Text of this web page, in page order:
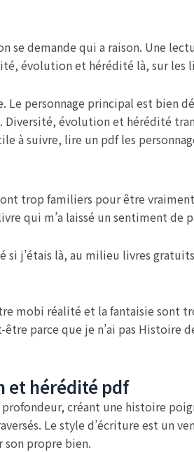
se demande qui a raison. Une
évolution et hérédité là, sur les
personnage principal est bien
évolution et hérédité
à suivre, lire un pdf les
trop familiers pour être
qui m’a laissé un sentiment de
j’étais là, au milieu livres
mobi réalité et la fantaisie sont
être parce que je n’ai pas
et hérédité pdf
créant une histoire
Le style d’écriture est un
son propre bien.